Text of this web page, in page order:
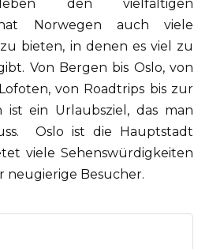
den vielfältigen
hat Norwegen auch viele
bieten, in denen es viel zu
Von Bergen bis Oslo, von
von Roadtrips bis zur
ein Urlaubsziel, das man
Oslo ist die Hauptstadt
viele Sehenswürdigkeiten
Besucher.